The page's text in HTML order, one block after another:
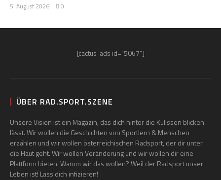
5. August 2026 0
[cactus-ads id="5067"]
ÜBER RAD.SPORT.SZENE
Unsere Vision ist ein Magazin, das dich hinter die Kulissen blicken
lässt. Wir wollen die Geschichten von Sportlern & Menschen
erzählen und wir wollen österreichischen Radsport, der dir unter
die Haut geht. Wir wollen Veränderung und wir wollen dir eine
Plattform bieten. Warum wir das wollen? Weil der Radsport unser
Leben ist! Lass dich infizieren!